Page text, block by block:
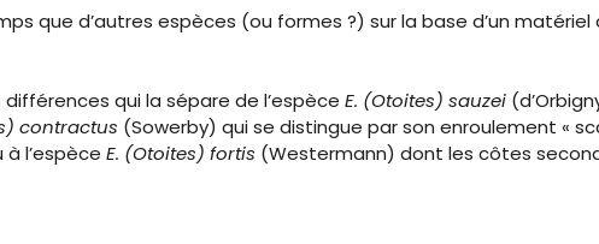
que d’autres espèces (ou formes ?) sur la base d’un
qui la sépare de l’espèce E. (Otoites) sauzei
contractus (Sowerby) qui se distingue par son enroulement «
l’espèce E. (Otoites) fortis (Westermann) dont les côtes